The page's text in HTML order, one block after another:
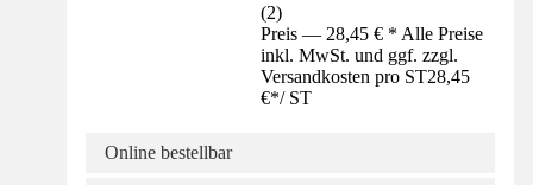
(2)
Preis — 28,45 € * Alle Preise
inkl. MwSt. und ggf. zzgl.
Versandkosten pro ST28,45
€*/ ST
Online bestellbar